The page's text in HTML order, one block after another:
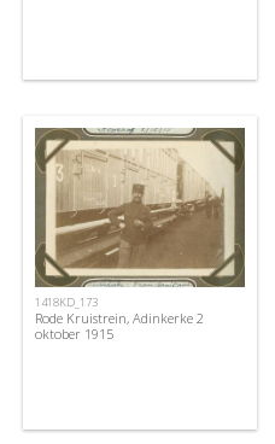
1418KD_173
Rode Kruistrein, Adinkerke 2
oktober 1915